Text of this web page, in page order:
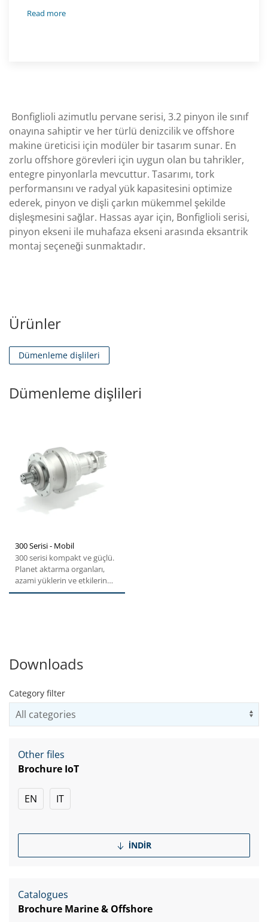
Read more
Bonfiglioli azimutlu pervane serisi, 3.2 pinyon ile sınıf
onayına sahiptir ve her türlü denizcilik ve offshore
makine üreticisi için modüler bir tasarım sunar. En
zorlu offshore görevleri için uygun olan bu tahrikler,
entegre pinyonlarla mevcuttur. Tasarımı, tork
performansını ve radyal yük kapasitesini optimize
ederek, pinyon ve dişli çarkın mükemmel şekilde
dişleşmesini sağlar. Hassas ayar için, Bonfiglioli serisi,
pinyon ekseni ile muhafaza ekseni arasında eksantrik
montaj seçeneği sunmaktadır.
Ürünler
Dümenleme dişlileri
Dümenleme dişlileri
300 Serisi - Mobil
300 serisi kompakt ve güçlü.
Planet aktarma organları,
azami yüklerin ve etkilerin
istisnadan daha...
Downloads
Category filter
Other files
Brochure IoT
EN IT
İNDIR
Catalogues
Brochure Marine & Offshore